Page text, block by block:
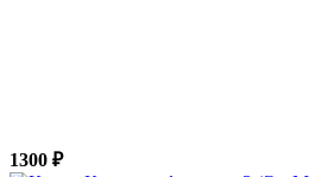
1300 ₽